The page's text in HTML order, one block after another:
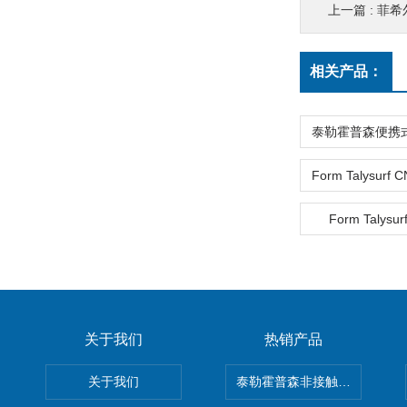
上一篇 : 菲希
相关产品：
Form
关于我们
关于我们
热销产品
泰勒霍普森非接触式轮廓仪